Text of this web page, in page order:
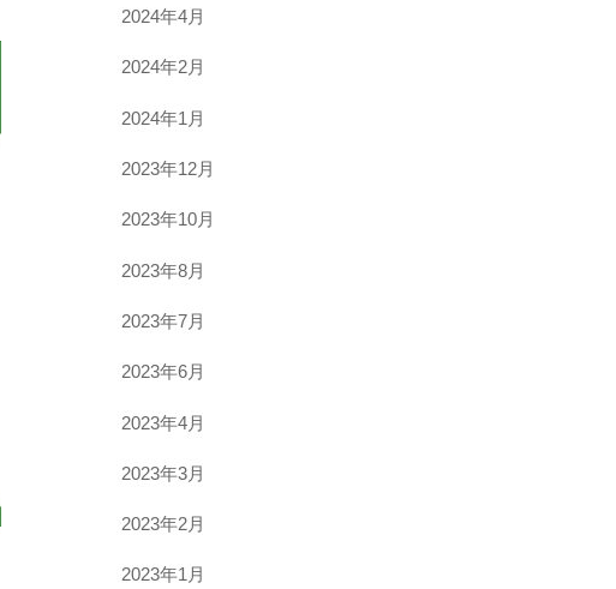
2024年4月
2024年2月
2024年1月
2023年12月
2023年10月
2023年8月
2023年7月
2023年6月
2023年4月
2023年3月
2023年2月
2023年1月